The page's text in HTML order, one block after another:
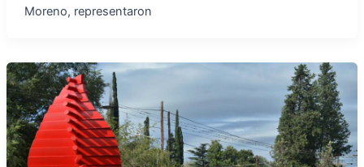
Moreno, representaron